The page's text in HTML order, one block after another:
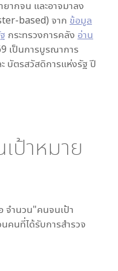
ากจน และอาจมาลง
based) จาก ข้อมูล
กระทรวงการคลัง อ่าน
เป็นการบูรณาการ
บัตรสวัสดิการแห่งรัฐ ปี
ป้าหมาย
จำนวน"คนจนเป้า
คนที่ได้รับการสำรวจ